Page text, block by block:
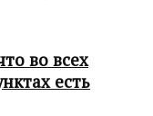
во всех
есть